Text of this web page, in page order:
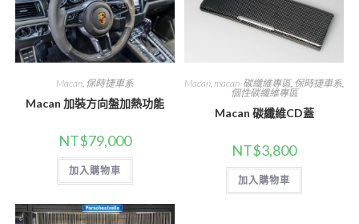
Macan, 保時捷車系
Macan 加裝方向盤加熱功能
NT$79,000
加入購物車
Macan ,macan-碳纖維專區, 保時捷車系
個性碳纖維專區
Macan 碳纖維CD蓋
NT$3,800
加入購物車